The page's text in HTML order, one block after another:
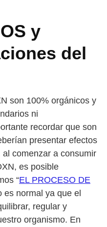
y
del
son 100% orgánicos y
ni
recordar que son
presentar efectos
comenzar a consumir
es posible
“EL PROCESO DE
es normal ya que el
regular y
organismo. En